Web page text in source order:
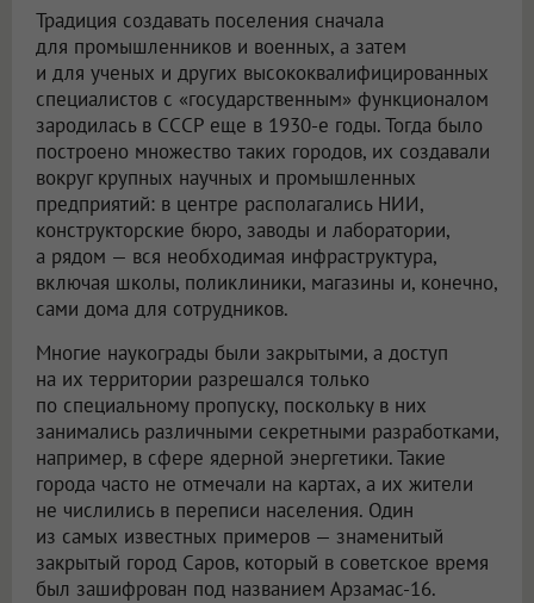
Традиция создавать поселения сначала
для промышленников и военных, а затем
и для ученых и других высококвалифицированных
специалистов с «государственным» функционалом
зародилась в СССР еще в 1930-е годы. Тогда было
построено множество таких городов, их создавали
вокруг крупных научных и промышленных
предприятий: в центре располагались НИИ,
конструкторские бюро, заводы и лаборатории,
а рядом — вся необходимая инфраструктура,
включая школы, поликлиники, магазины и, конечно,
сами дома для сотрудников.
Многие наукограды были закрытыми, а доступ
на их территории разрешался только
по специальному пропуску, поскольку в них
занимались различными секретными разработками,
например, в сфере ядерной энергетики. Такие
города часто не отмечали на картах, а их жители
не числились в переписи населения. Один
из самых известных примеров — знаменитый
закрытый город Саров, который в советское время
был зашифрован под названием Арзамас-16.